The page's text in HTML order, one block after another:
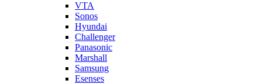
VTA
Sonos
Hyundai
Challenger
Panasonic
Marshall
Samsung
Esenses